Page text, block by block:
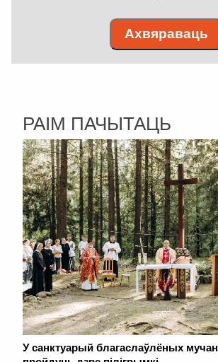
Ахвяраваць
РАІМ ПАЧЫТАЦЬ
У санктуарый благаслаўлёных